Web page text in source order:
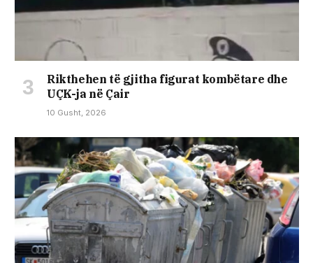
Rikthehen të gjitha figurat kombëtare dhe
UÇK-ja në Çair
10 Gusht, 2026